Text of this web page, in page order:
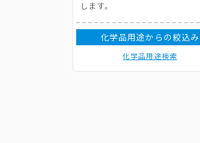
します。
化学品用途からの絞込み
化学品用途検索